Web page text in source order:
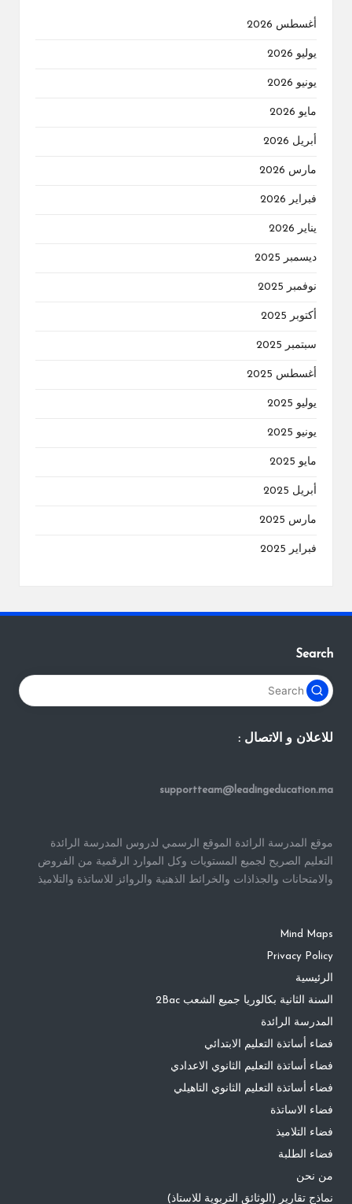
أغسطس 2026
يوليو 2026
يونيو 2026
مايو 2026
أبريل 2026
مارس 2026
فبراير 2026
يناير 2026
ديسمبر 2025
نوفمبر 2025
أكتوبر 2025
سبتمبر 2025
أغسطس 2025
يوليو 2025
يونيو 2025
مايو 2025
أبريل 2025
مارس 2025
فبراير 2025
Search
للاعلان و الاتصال :
supportteam@leadingeducation.ma
موقع المدرسة الرائدة الموقع الرسمي لدروس المدرسة الرائدة
التعليم الصريح لجميع المستويات وكل الموارد الرقمية من الفروض
والامتحانات والجذاذات والخرائط الذهنية والروائز للاساتذة والتلاميذ
Mind Maps
Privacy Policy
الرئيسية
السنة الثانية بكالوريا جميع الشعب 2Bac
المدرسة الرائدة
فضاء أساتذة التعليم الابتدائي
فضاء أساتذة التعليم الثانوي الاعدادي
فضاء أساتذة التعليم الثانوي التاهيلي
فضاء الاساتذة
فضاء التلاميذ
فضاء الطلبة
من نحن
نماذج تقارير (الوثائق التربوية للاستاذ)